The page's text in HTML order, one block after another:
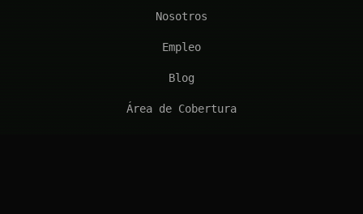
Nosotros
Empleo
Blog
Área de Cobertura